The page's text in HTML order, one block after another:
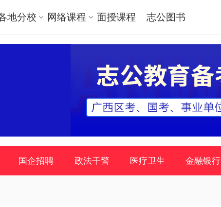
地分校 网络课程 面授课程 志公图书
国企招聘 政法干警 医疗卫生 金融银行